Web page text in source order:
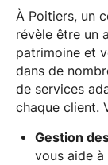
À Poitiers, un
révèle être un
patrimoine et
dans de
de services
chaque client.
Gestion
vous aide